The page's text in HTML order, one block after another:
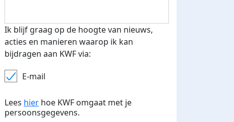
Ik blijf graag op de hoogte van nieuws,
acties en manieren waarop ik kan
bijdragen aan KWF via:
E-mail
Lees hier hoe KWF omgaat met je
persoonsgegevens.